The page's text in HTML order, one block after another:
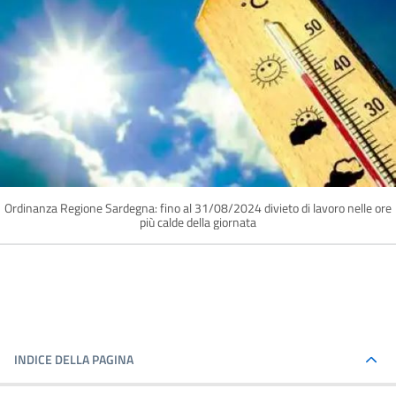
Ordinanza Regione Sardegna: fino al 31/08/2024 divieto di lavoro nelle ore
più calde della giornata
INDICE DELLA PAGINA